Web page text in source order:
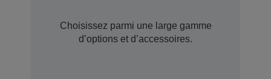
Choisissez parmi une large gamme
d’options et d’accessoires.